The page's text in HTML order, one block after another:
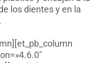
los dientes y en la